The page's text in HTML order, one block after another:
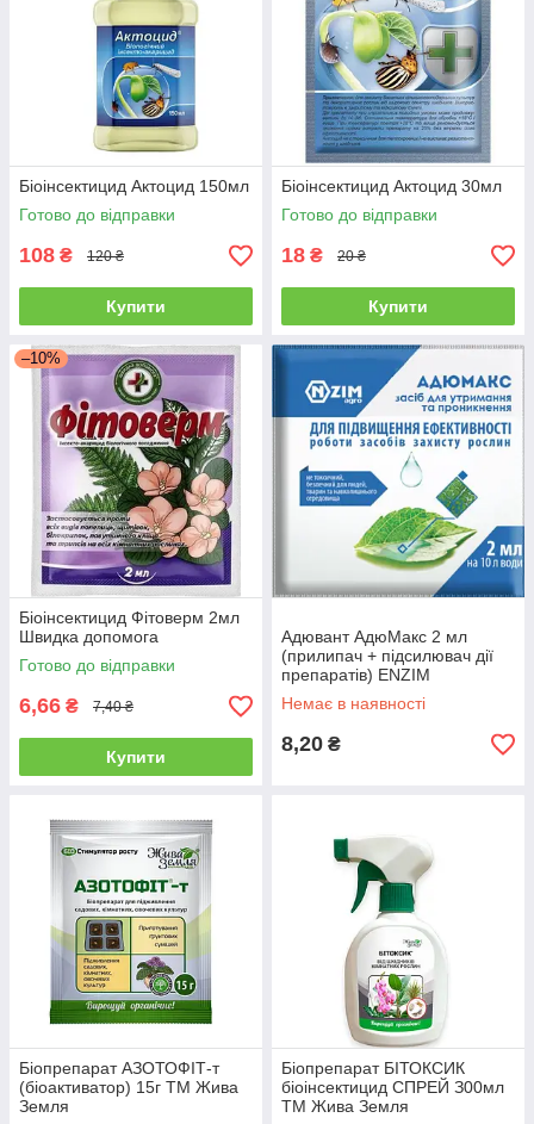
Біоінсектицид Актоцид 150мл
Готово до відправки
108 ₴ 120 ₴
Купити
Біоінсектицид Актоцид 30мл
Готово до відправки
18 ₴ 20 ₴
Купити
–10%
Біоінсектицид Фітоверм 2мл
Швидка допомога
Готово до відправки
6,66 ₴ 7,40 ₴
Купити
Адювант АдюМакс 2 мл
(прилипач + підсилювач дії
препаратів) ENZIM
Немає в наявності
8,20 ₴
Біопрепарат АЗОТОФІТ-т
(біоактиватор) 15г ТМ Жива
Земля
Біопрепарат БІТОКСИК
біоінсектицид СПРЕЙ З00мл
ТМ Жива Земля